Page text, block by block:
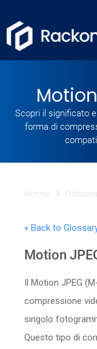
VPS
Cloud
Proxmox VE
Mail
Academy
Sicurezza
Servizi
Scopri il significato
forma di
Home
« Back to
Motion
Il Motion JPEG
compressione
singolo
Questo tipo di